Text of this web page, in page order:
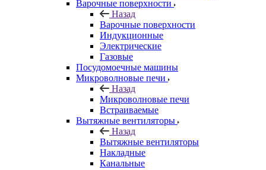
Варочные поверхности
Назад
Варочные поверхности
Индукционные
Электрические
Газовые
Посудомоечные машины
Микроволновые печи
Назад
Микроволновые печи
Встраиваемые
Вытяжные вентиляторы
Назад
Вытяжные вентиляторы
Накладные
Канальные